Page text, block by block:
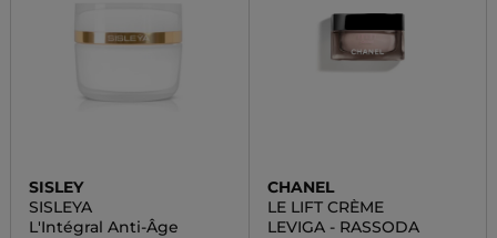
SISLEY
SISLEYA
L'Intégral Anti-Âge
CHANEL
LE LIFT CRÈME
LEVIGA - RASSODA